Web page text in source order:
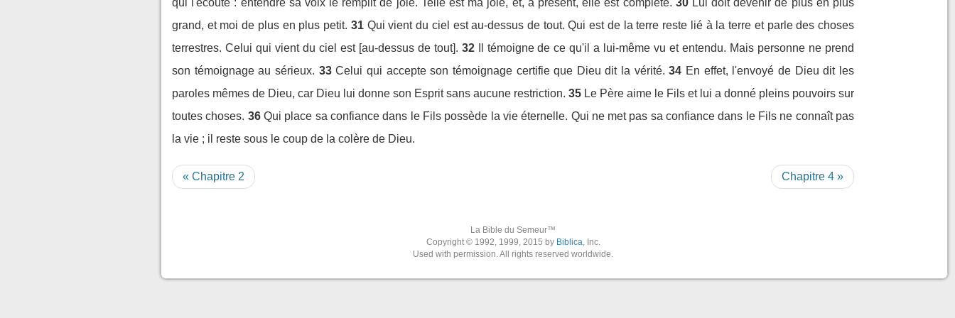
qui l'écoute : entendre sa voix le remplit de joie. Telle est ma joie, et, à présent, elle est complète. 30 Lui doit devenir de plus en plus
grand, et moi de plus en plus petit. 31 Qui vient du ciel est au-dessus de tout. Qui est de la terre reste lié à la terre et parle des choses
terrestres. Celui qui vient du ciel est [au-dessus de tout]. 32
Il témoigne de ce qu'il a lui-même vu et entendu. Mais personne ne prend
son témoignage au sérieux. 33 Celui qui accepte son témoignage certifie que Dieu dit la vérité. 34 En effet, l'envoyé de Dieu dit les
paroles mêmes de Dieu, car Dieu lui donne son Esprit sans aucune restriction. 35 Le Père aime le Fils et lui a donné pleins pouvoirs sur
toutes choses. 36 Qui place sa confiance dans le Fils possède la vie éternelle. Qui ne met pas sa confiance dans le Fils ne connaît pas
la vie ; il reste sous le coup de la colère de Dieu.
« Chapitre 2 Chapitre 4 »
La Bible du Semeur™
Copyright © 1992, 1999, 2015 by Biblica, Inc.
Used with permission. All rights reserved worldwide.